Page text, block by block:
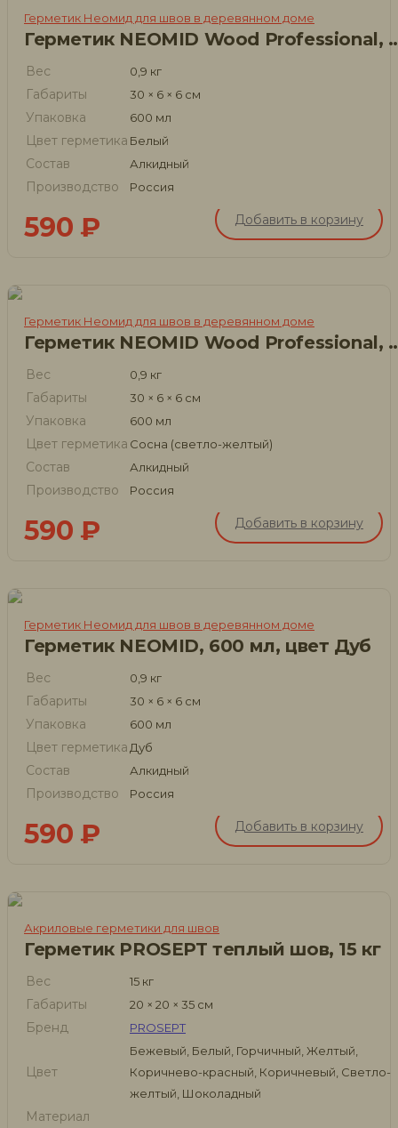
Герметик Неомид для швов в деревянном доме
Герметик NEOMID
Вес 0,9 кг
Габариты 30 × 6 × 6 см
Упаковка 600 мл
Цвет герметика Белый
Состав Алкидный
Производство Россия
590 ₽ Добавить в корзину
Герметик Неомид для швов в деревянном доме
Герметик NEOMID
Вес 0,9 кг
Габариты 30 × 6 × 6 см
Упаковка 600 мл
Цвет герметика Сосна (светло-желтый)
Состав Алкидный
Производство Россия
590 ₽ Добавить в корзину
Герметик Неомид для швов в деревянном доме
Герметик NEOMID, 600 мл, цвет Дуб
Вес 0,9 кг
Габариты 30 × 6 × 6 см
Упаковка 600 мл
Цвет герметика Дуб
Состав Алкидный
Производство Россия
590 ₽ Добавить в корзину
Акриловые герметики для швов
Герметик PROSEPT теплый шов, 15 кг
Вес 15 кг
Габариты 20 × 20 × 35 см
Бренд PROSEPT
Цвет
Бежевый, Белый, Горчичный, Желтый,
Коричнево-красный, Коричневый, Светло-
желтый, Шоколадный
Материал